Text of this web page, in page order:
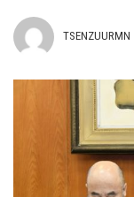
TSENZUURMN